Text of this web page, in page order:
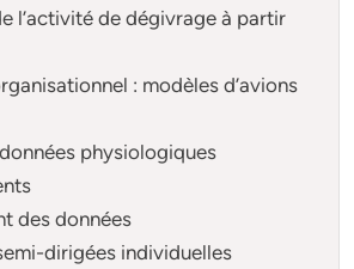
l’activité de dégivrage à partir
: modèles d’avions
physiologiques
des données
dirigées individuelles